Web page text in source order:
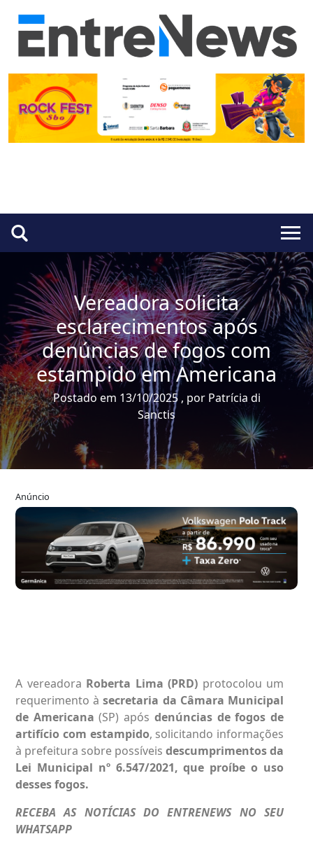
Vereadora solicita
esclarecimentos após
denúncias de fogos com
estampido em Americana
Postado em 13/10/2025 , por Patrícia di
Sanctis
Anúncio
A vereadora Roberta Lima (PRD) protocolou um
requerimento àsecretaria da Câmara Municipal
de Americana (SP) após denúncias de fogos de
artifício com estampido, solicitando informações
à prefeitura sobre possíveis descumprimentos da
Lei Municipal nº 6.547/2021, que proíbe o uso
desses fogos.
RECEBA AS NOTÍCIAS DO ENTRENEWS NO SEU
WHATSAPP